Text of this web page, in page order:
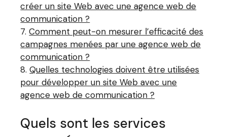
créer un site Web avec une agence web de
communication ?
Comment peut-on mesurer l’efficacité des
campagnes menées par une agence web de
communication ?
Quelles technologies doivent être utilisées
pour développer un site Web avec une
agence web de communication ?
Quels sont les services